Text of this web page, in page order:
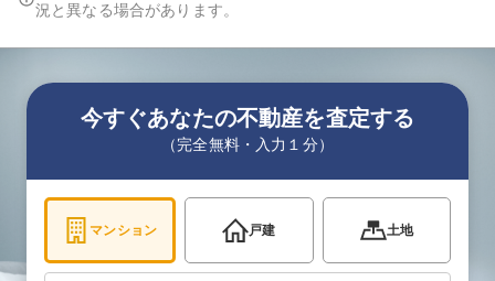
況と異なる場合があります。
今すぐあなたの不動産を査定する
（完全無料・入力１分）
マンション 戸建 土地